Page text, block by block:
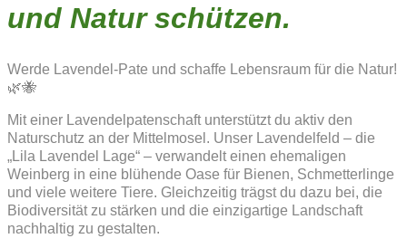
und Natur schützen.
Werde Lavendel-Pate und schaffe Lebensraum für die Natur!
🌿🐝
Mit einer Lavendelpatenschaft unterstützt du aktiv den
Naturschutz an der Mittelmosel. Unser Lavendelfeld – die
„Lila Lavendel Lage“ – verwandelt einen ehemaligen
Weinberg in eine blühende Oase für Bienen, Schmetterlinge
und viele weitere Tiere. Gleichzeitig trägst du dazu bei, die
Biodiversität zu stärken und die einzigartige Landschaft
nachhaltig zu gestalten.